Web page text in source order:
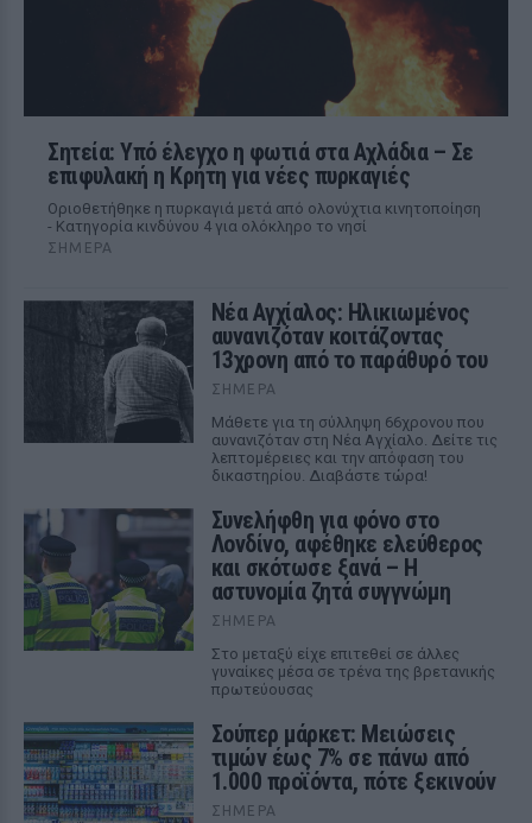
Σητεία: Υπό έλεγχο η φωτιά στα Αχλάδια – Σε
επιφυλακή η Κρήτη για νέες πυρκαγιές
Οριοθετήθηκε η πυρκαγιά μετά από ολονύχτια κινητοποίηση
- Κατηγορία κινδύνου 4 για ολόκληρο το νησί
ΣΉΜΕΡΑ
Νέα Αγχίαλος: Ηλικιωμένος
αυνανιζόταν κοιτάζοντας
13χρονη από το παράθυρό του
ΣΉΜΕΡΑ
Μάθετε για τη σύλληψη 66χρονου που
αυνανιζόταν στη Νέα Αγχίαλο. Δείτε τις
λεπτομέρειες και την απόφαση του
δικαστηρίου. Διαβάστε τώρα!
Συνελήφθη για φόνο στο
Λονδίνο, αφέθηκε ελεύθερος
και σκότωσε ξανά – Η
αστυνομία ζητά συγγνώμη
ΣΉΜΕΡΑ
Στο μεταξύ είχε επιτεθεί σε άλλες
γυναίκες μέσα σε τρένα της βρετανικής
πρωτεύουσας
Σούπερ μάρκετ: Μειώσεις
τιμών έως 7% σε πάνω από
1.000 προϊόντα, πότε ξεκινούν
ΣΉΜΕΡΑ